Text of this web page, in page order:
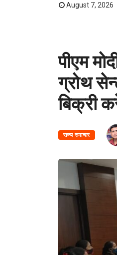
August 7, 2026
पीएम
ग्रोथ
बिक्री
राज्य समाचार